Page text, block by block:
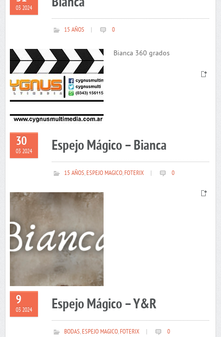
03 2024
15 AÑOS 0
Bianca 360 grados
30
03 2024 Espejo Mágico – Bianca
15 AÑOS,ESPEJO MAGICO,FOTERIX 0
9
03 2024 Espejo Mágico – Y&R
BODAS,ESPEJO MAGICO,FOTERIX 0